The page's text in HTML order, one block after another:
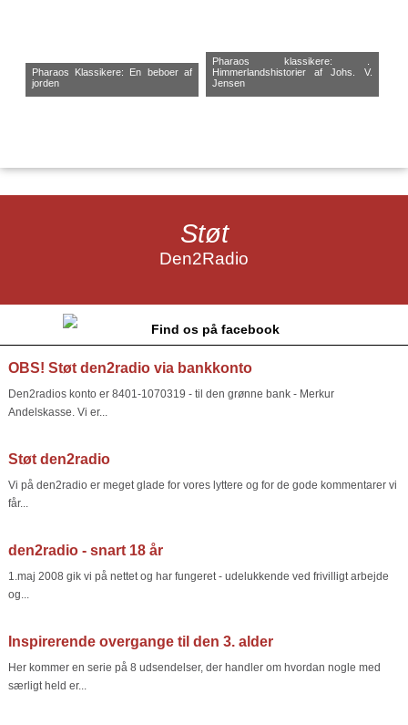
Pharaos Klassikere: En beboer af
jorden
Pharaos klassikere: .
Himmerlandshistorier af Johs. V.
Jensen
Støt
Den2Radio
Find os på facebook
OBS! Støt den2radio via bankkonto
Den2radios konto er 8401-1070319 - til den grønne bank - Merkur
Andelskasse. Vi er...
Støt den2radio
Vi på den2radio er meget glade for vores lyttere og for de gode kommentarer vi
får...
den2radio - snart 18 år
1.maj 2008 gik vi på nettet og har fungeret - udelukkende ved frivilligt arbejde
og...
Inspirerende overgange til den 3. alder
Her kommer en serie på 8 udsendelser, der handler om hvordan nogle med
særligt held er...